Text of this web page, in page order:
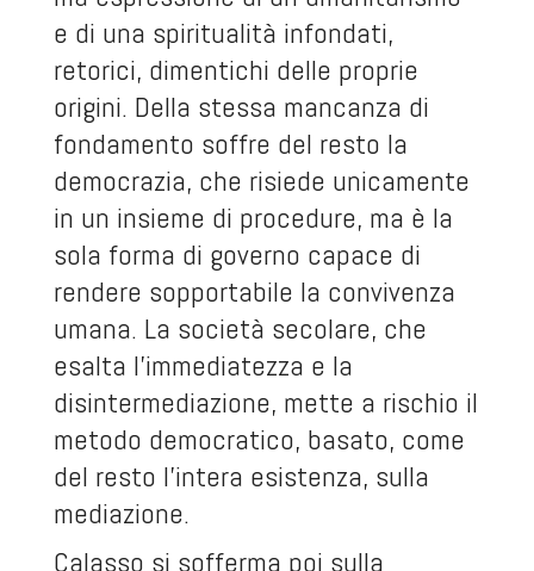
e di una spiritualità infondati,
retorici, dimentichi delle proprie
origini. Della stessa mancanza di
fondamento soffre del resto la
democrazia, che risiede unicamente
in un insieme di procedure, ma è la
sola forma di governo capace di
rendere sopportabile la convivenza
umana. La società secolare, che
esalta l'immediatezza e la
disintermediazione, mette a rischio il
metodo democratico, basato, come
del resto l'intera esistenza, sulla
mediazione.
Calasso si sofferma poi sulla